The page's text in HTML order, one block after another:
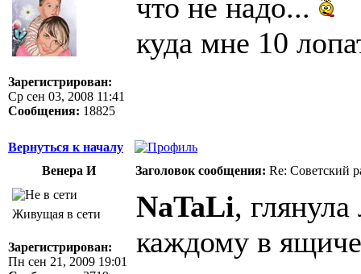
Зарегистрирован:
Ср сен 03, 2008 11:41
Сообщения: 18825
что не надо...
куда мне 10
Вернуться к началу
Венера И
Заголовок сообщения: Re: Советский
Живущая в сети
Зарегистрирован:
Пн сен 21, 2009 19:01
NaTaLi,
каждому в